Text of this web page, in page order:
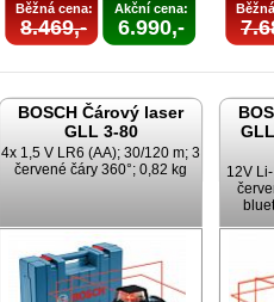
Běžná cena:
8.469,-
Akční cena:
6.990,-
BOSCH Čárový laser
GLL 3-80
4x 1,5 V LR6 (AA); 30/120 m; 3
červené čáry 360°; 0,82 kg
12V